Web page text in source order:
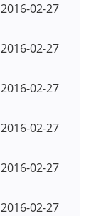
2016-02-27
2016-02-27
2016-02-27
2016-02-27
2016-02-27
2016-02-27